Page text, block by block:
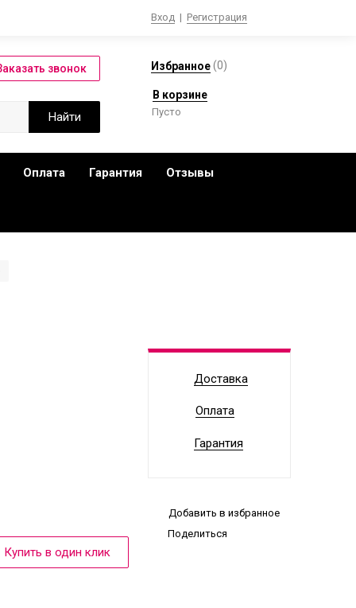
Вход | Регистрация
Избранное(0)
В корзине
Пусто
Оплата Гарантия Отзывы
Доставка
Оплата
Гарантия
Добавить в избранное
Поделиться